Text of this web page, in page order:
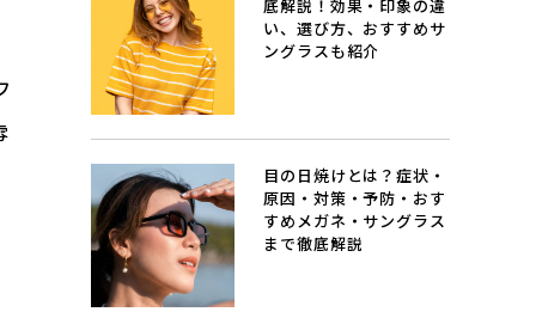
底解説！効果・印象の違
い、選び方、おすすめサ
ングラスも紹介
目の日焼けとは？症状・
原因・対策・予防・おす
すめメガネ・サングラス
まで徹底解説